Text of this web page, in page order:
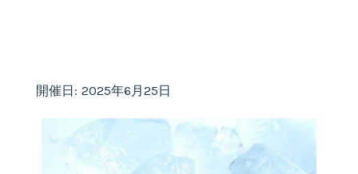
開催日: 2025年6月25日